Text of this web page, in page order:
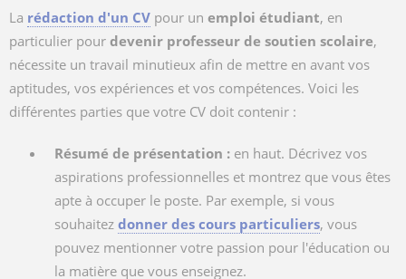
La rédaction d'un CV pour un emploi étudiant, en
particulier pour devenir professeur de soutien scolaire,
nécessite un travail minutieux afin de mettre en avant vos
aptitudes, vos expériences et vos compétences. Voici les
différentes parties que votre CV doit contenir :
Résumé de présentation : en haut. Décrivez vos
aspirations professionnelles et montrez que vous êtes
apte à occuper le poste. Par exemple, si vous
souhaitez donner des cours particuliers, vous
pouvez mentionner votre passion pour l'éducation ou
la matière que vous enseignez.